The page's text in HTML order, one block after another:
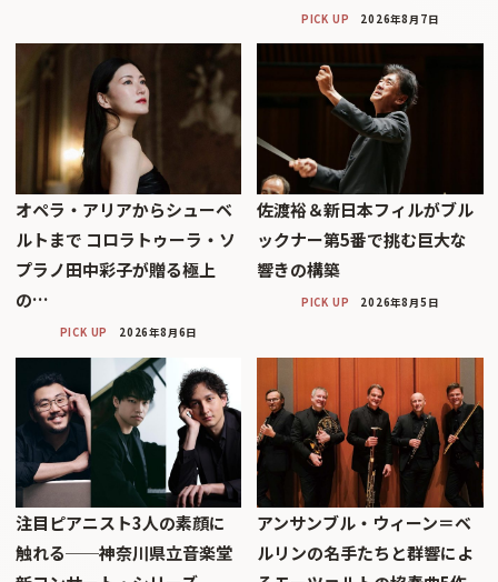
PICK UP 2026年8月7日
オペラ・アリアからシューベ
ルトまで コロラトゥーラ・ソ
プラノ田中彩子が贈る極上
の…
PICK UP 2026年8月6日
佐渡裕＆新日本フィルがブル
ックナー第5番で挑む巨大な
響きの構築
PICK UP 2026年8月5日
注目ピアニスト3人の素顔に
触れる──神奈川県立音楽堂
アンサンブル・ウィーン＝ベ
ルリンの名手たちと群響によ